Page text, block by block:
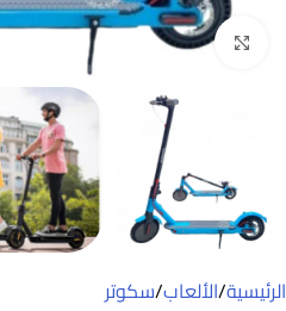
Click to enlarge
الرئيسية/الألعاب/سكوتر